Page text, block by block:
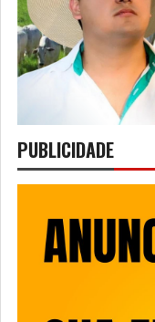
PUBLICIDADE